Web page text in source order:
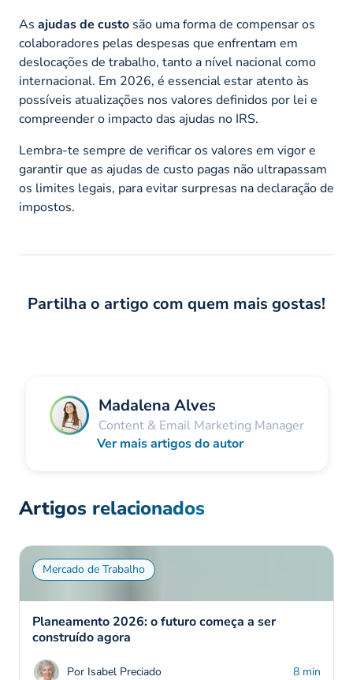
As ajudas de custo são uma forma de compensar os
colaboradores pelas despesas que enfrentam em
deslocações de trabalho, tanto a nível nacional como
internacional. Em 2026, é essencial estar atento às
possíveis atualizações nos valores definidos por lei e
compreender o impacto das ajudas no IRS.
Lembra-te sempre de verificar os valores em vigor e
garantir que as ajudas de custo pagas não ultrapassam
os limites legais, para evitar surpresas na declaração de
impostos.
Partilha o artigo com quem mais gostas!
Madalena Alves
Content & Email Marketing Manager
Ver mais artigos do autor
Artigos relacionados
Mercado de Trabalho
Planeamento 2026: o futuro começa a ser
construído agora
Por Isabel Preciado 8 min